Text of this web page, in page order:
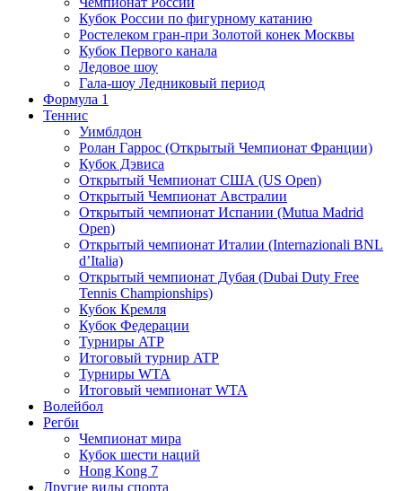
Кубок России по фигурному катанию
Ростелеком гран-при Золотой конек Москвы
Кубок Первого канала
Ледовое шоу
Гала-шоу Ледниковый период
Формула 1
Теннис
Уимблдон
Ролан Гаррос (Открытый Чемпионат Франции)
Кубок Дэвиса
Открытый Чемпионат США (US Open)
Открытый Чемпионат Австралии
Открытый чемпионат Испании (Mutua Madrid
Open)
Открытый чемпионат Италии (Internazionali BNL
d’Italia)
Открытый чемпионат Дубая (Dubai Duty Free
Tennis Championships)
Кубок Кремля
Кубок Федерации
Турниры ATP
Итоговый турнир ATP
Турниры WTA
Итоговый чемпионат WTA
Волейбол
Регби
Чемпионат мира
Кубок шести наций
Hong Kong 7
Другие виды спорта